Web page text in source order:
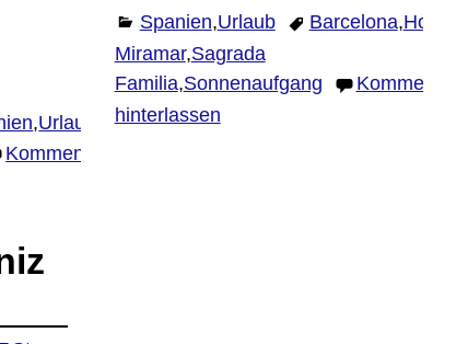
,Urlaub
Kommentar
Spanien,Urlaub Barcelona,Hotel
Miramar,Sagrada
Familia,Sonnenaufgang
Kommentar
hinterlassen